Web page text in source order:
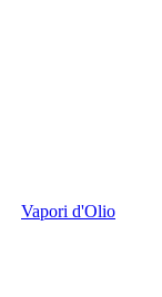
Vapori d'Olio